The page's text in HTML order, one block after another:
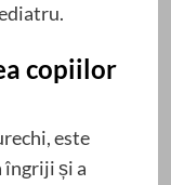
copiilor
este
îngriji și a